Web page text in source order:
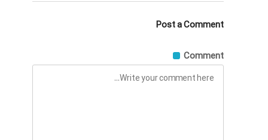
Post a Comment
Comment